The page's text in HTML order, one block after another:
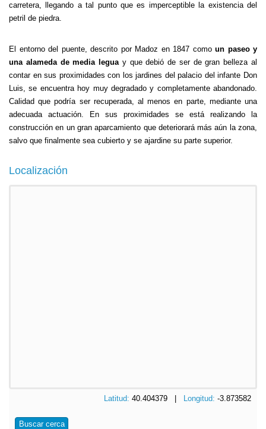
carretera, llegando a tal punto que es imperceptible la existencia del
petril de piedra.
El entorno del puente, descrito por Madoz en 1847 como un paseo y
una alameda de media leguay que debió de ser de gran belleza al
contar en sus proximidades con los jardines del palacio del infante Don
Luis, se encuentra hoy muy degradado y completamente abandonado.
Calidad que podría ser recuperada, al menos en parte, mediante una
adecuada actuación. En sus proximidades se está realizando la
construcción en un gran aparcamiento que deteriorará más aún la zona,
salvo que finalmente sea cubierto y se ajardine su parte superior.
Localización
Latitud: 40.404379 | Longitud: -3.873582
Buscar cerca